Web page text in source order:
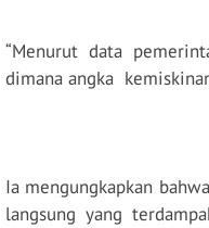
“Menurut data
dimana angka
Ia mengungkapkan
langsung yang